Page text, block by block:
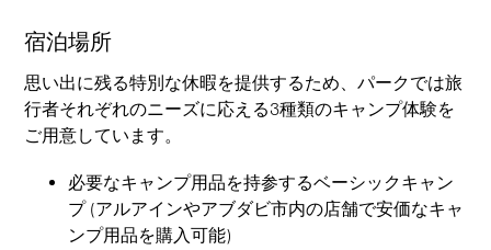
宿泊場所
思い出に残る特別な休暇を提供するため、パークでは旅
行者それぞれのニーズに応える3種類のキャンプ体験を
ご用意しています。
必要なキャンプ用品を持参するベーシックキャン
プ (アルアインやアブダビ市内の店舗で安価なキャ
ンプ用品を購入可能)